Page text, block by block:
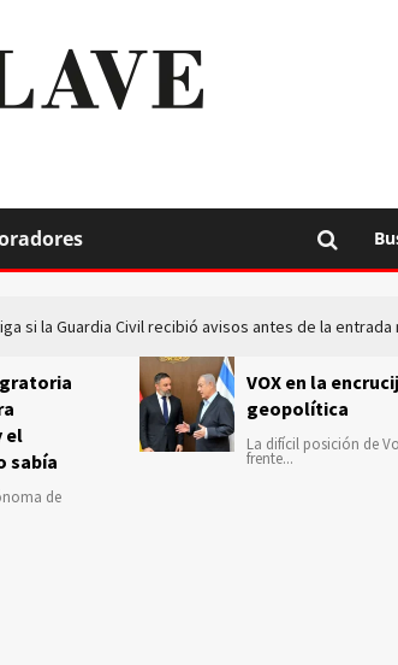
si la Guardia Civil recibió avisos antes de la entrada
el
sabía
de
VOX en la
geopolítica
La difícil posición de
frente...